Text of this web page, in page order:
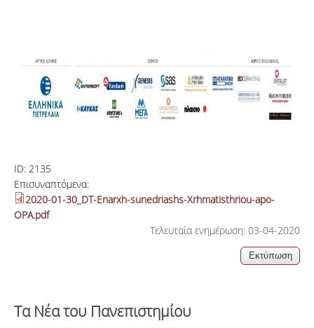
ID: 2135
Επισυναπτόμενα:
2020-01-30_DT-Enarxh-sunedriashs-Xrhmatisthriou-apo-
OPA.pdf
Τελευταία ενημέρωση: 03-04-2020
Τα Νέα του Πανεπιστημίου